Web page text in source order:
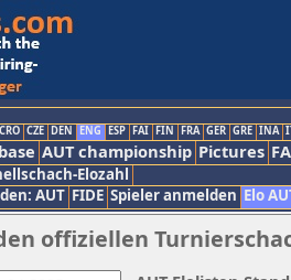
CRO CZE DEN ENG ESP FAI FIN FRA GER GRE INA
AUT championship Pictures
Elozahl
AUT FIDE Spieler anmelden Elo
offiziellen